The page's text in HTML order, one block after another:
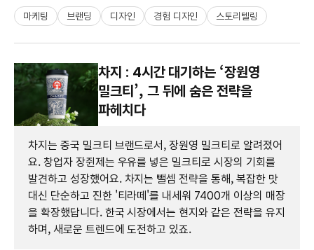
마케팅 브랜딩 디자인 경험 디자인 스토리텔링
차지 : 4시간 대기하는 ‘장원영
밀크티’, 그 뒤에 숨은 전략을
파헤치다
차지는 중국 밀크티 브랜드로서, 장원영 밀크티로 알려졌어
요. 창업자 장쥔제는 우유를 넣은 밀크티로 시장의 기회를
발견하고 성장했어요. 차지는 뺄셈 전략을 통해, 복잡한 맛
대신 단순하고 진한 '티라떼'를 내세워 7400개 이상의 매장
을 확장했답니다. 한국 시장에서는 현지와 같은 전략을 유지
하며, 새로운 트렌드에 도전하고 있죠.